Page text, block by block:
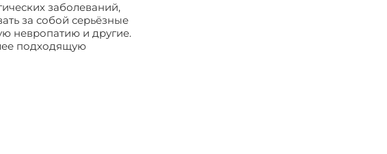
заболеваний,
за собой серьёзные
невропатию и другие.
подходящую